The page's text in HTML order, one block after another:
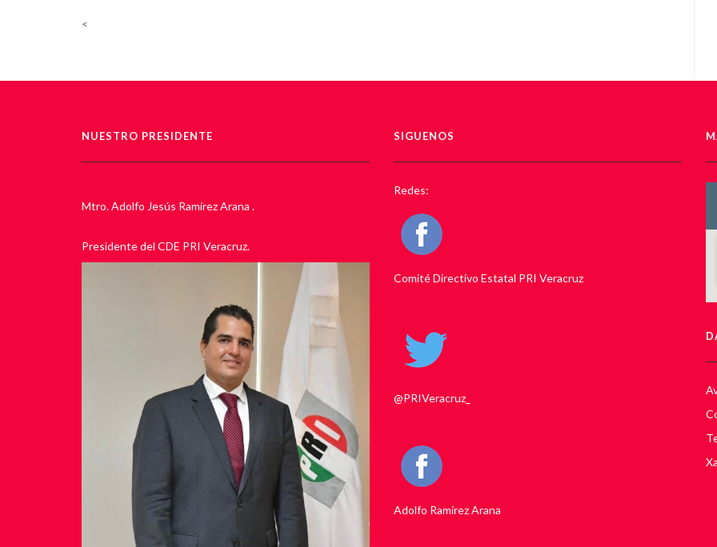
<
NUESTRO PRESIDENTE
Mtro. Adolfo Jesús Ramírez Arana .
Presidente del CDE PRI Veracruz.
SIGUENOS
Redes:
Comité Directivo Estatal PRI Veracruz
@PRIVeracruz_
Adolfo Ramirez Arana